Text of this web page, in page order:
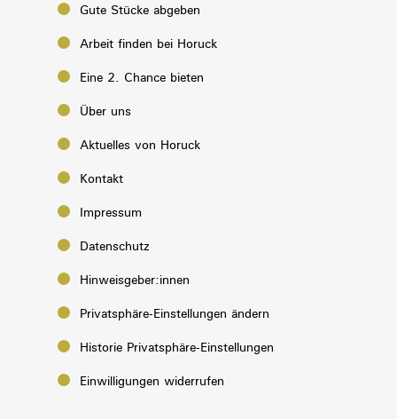
Gute Stücke abgeben
Arbeit finden bei Horuck
Eine 2. Chance bieten
Über uns
Aktuelles von Horuck
Kontakt
Impressum
Datenschutz
Hinweisgeber:innen
Privatsphäre-Einstellungen ändern
Historie Privatsphäre-Einstellungen
Einwilligungen widerrufen